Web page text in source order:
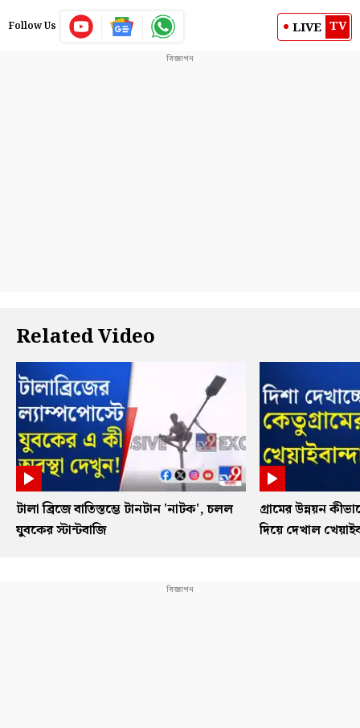
Follow Us LIVE TV
Related Video
টালা ব্রিজে বাতিস্তম্ভে টানটান 'নাটক', চলল
যুবকের স্টান্টবাজি
গ্রামের উন্নয়ন
দিয়ে দেখাল